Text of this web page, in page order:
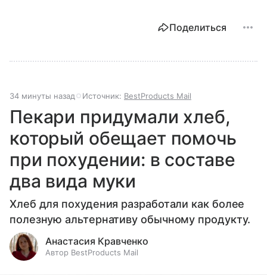
Поделиться
34 минуты назад Источник: BestProducts Mail
Пекари придумали хлеб,
который обещает помочь
при похудении: в составе
два вида муки
Хлеб для похудения разработали как более
полезную альтернативу обычному продукту.
Анастасия Кравченко
Автор BestProducts Mail